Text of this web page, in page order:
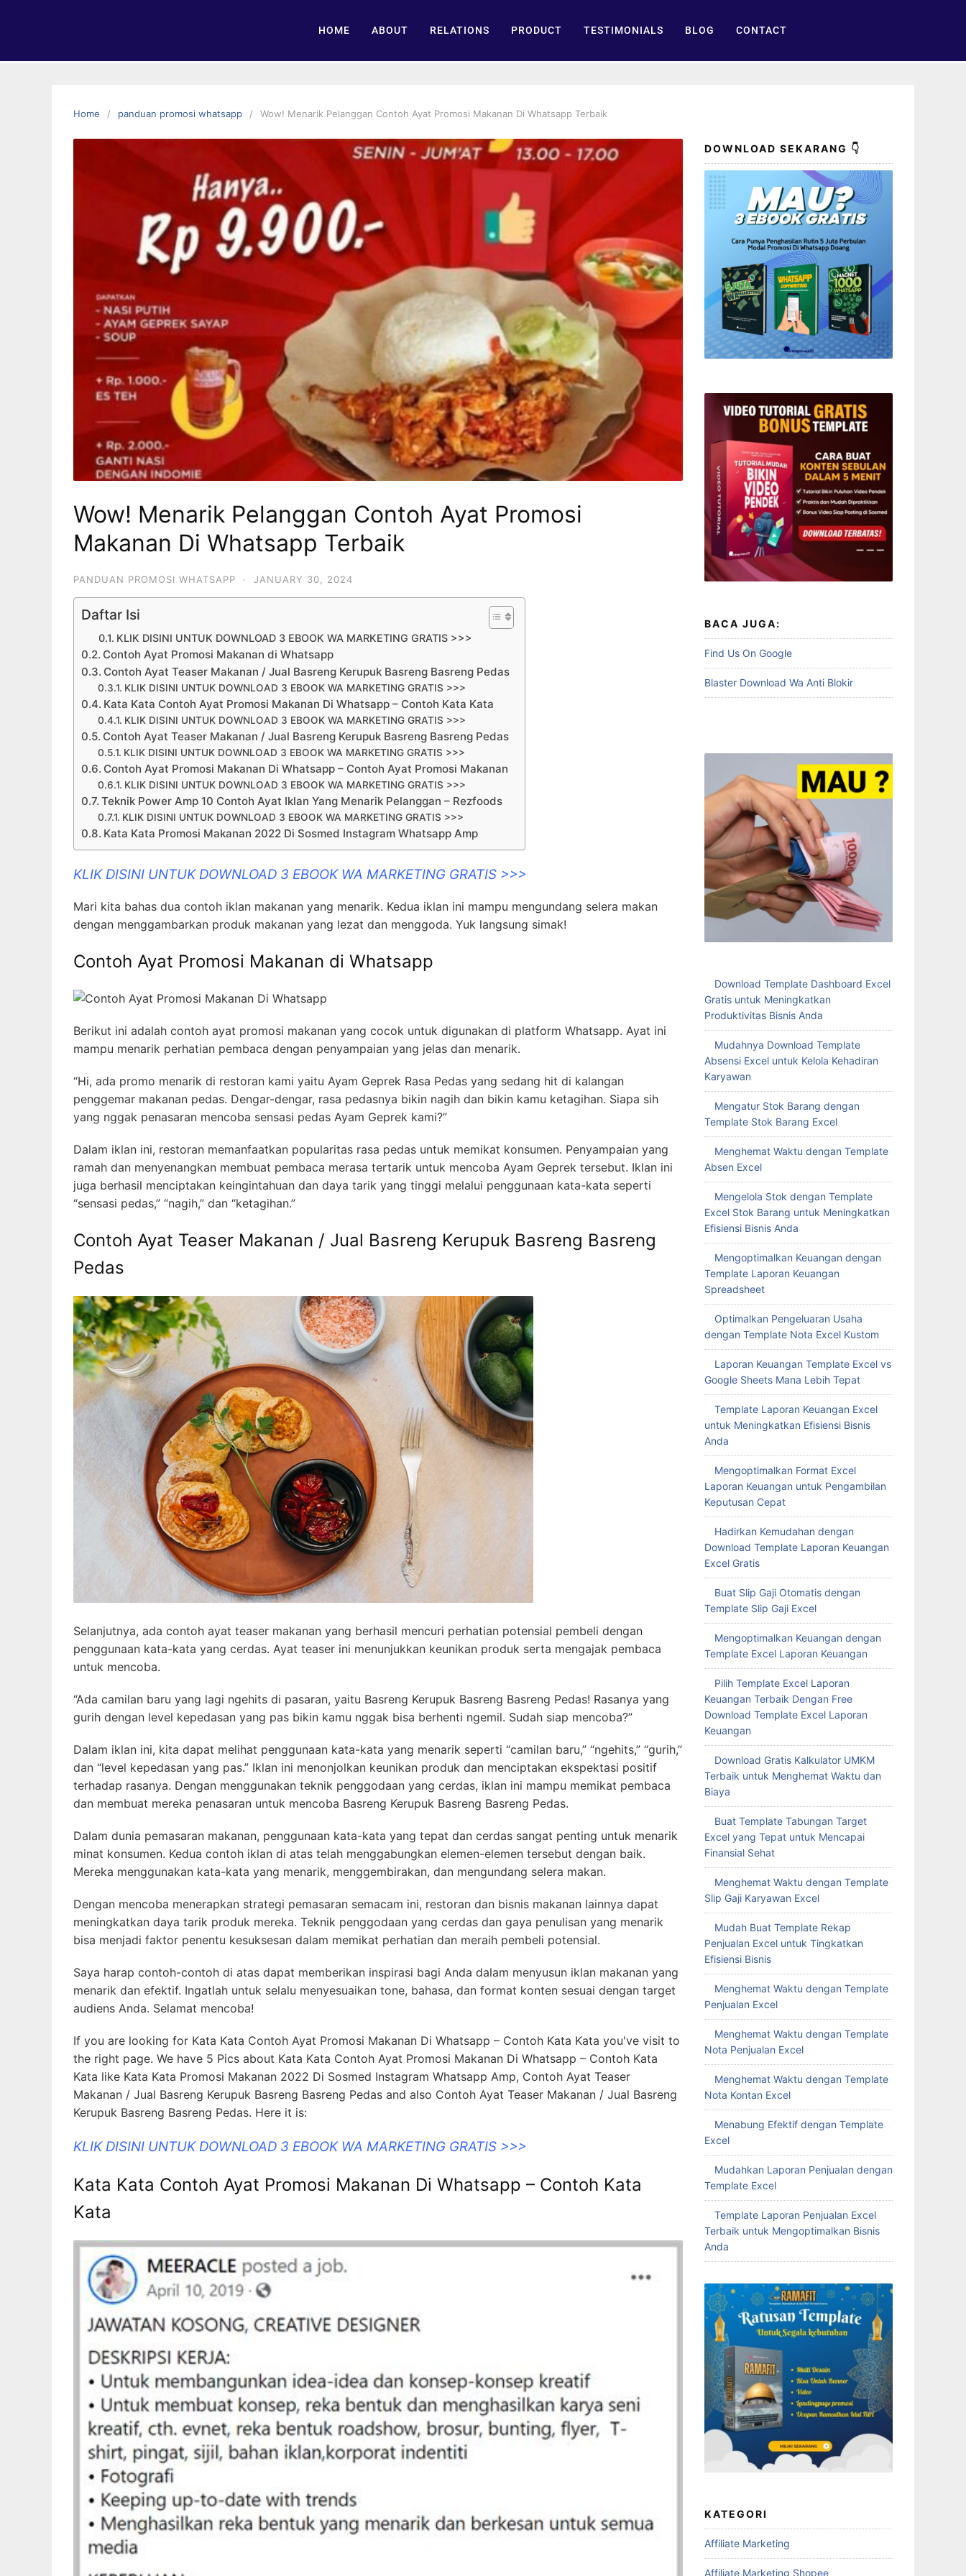
HOME ABOUT RELATIONS PRODUCT TESTIMONIALS BLOG CONTACT
Home panduan promosi whatsapp Wow! Menarik Pelanggan Contoh Ayat Promosi Makanan Di Whatsapp Terbaik
Wow! Menarik Pelanggan Contoh Ayat Promosi
Makanan Di Whatsapp Terbaik
PANDUAN PROMOSI WHATSAPP · JANUARY 30, 2024
Daftar Isi
KLIK DISINI UNTUK DOWNLOAD 3 EBOOK WA MARKETING GRATIS >>>
Contoh Ayat Promosi Makanan di Whatsapp
Contoh Ayat Teaser Makanan / Jual Basreng Kerupuk Basreng Basreng Pedas
KLIK DISINI UNTUK DOWNLOAD 3 EBOOK WA MARKETING GRATIS >>>
Kata Kata Contoh Ayat Promosi Makanan Di Whatsapp – Contoh Kata Kata
KLIK DISINI UNTUK DOWNLOAD 3 EBOOK WA MARKETING GRATIS >>>
Contoh Ayat Teaser Makanan / Jual Basreng Kerupuk Basreng Basreng Pedas
KLIK DISINI UNTUK DOWNLOAD 3 EBOOK WA MARKETING GRATIS >>>
Contoh Ayat Promosi Makanan Di Whatsapp – Contoh Ayat Promosi Makanan
KLIK DISINI UNTUK DOWNLOAD 3 EBOOK WA MARKETING GRATIS >>>
Teknik Power Amp 10 Contoh Ayat Iklan Yang Menarik Pelanggan – Rezfoods
KLIK DISINI UNTUK DOWNLOAD 3 EBOOK WA MARKETING GRATIS >>>
Kata Kata Promosi Makanan 2022 Di Sosmed Instagram Whatsapp Amp
KLIK DISINI UNTUK DOWNLOAD 3 EBOOK WA MARKETING GRATIS >>>
Mari kita bahas dua contoh iklan makanan yang menarik. Kedua iklan ini mampu mengundang selera makan
dengan menggambarkan produk makanan yang lezat dan menggoda. Yuk langsung simak!
Contoh Ayat Promosi Makanan di Whatsapp
Berikut ini adalah contoh ayat promosi makanan yang cocok untuk digunakan di platform Whatsapp. Ayat ini
mampu menarik perhatian pembaca dengan penyampaian yang jelas dan menarik.
“Hi, ada promo menarik di restoran kami yaitu Ayam Geprek Rasa Pedas yang sedang hit di kalangan
penggemar makanan pedas. Dengar-dengar, rasa pedasnya bikin nagih dan bikin kamu ketagihan. Siapa sih
yang nggak penasaran mencoba sensasi pedas Ayam Geprek kami?”
Dalam iklan ini, restoran memanfaatkan popularitas rasa pedas untuk memikat konsumen. Penyampaian yang
ramah dan menyenangkan membuat pembaca merasa tertarik untuk mencoba Ayam Geprek tersebut. Iklan ini
juga berhasil menciptakan keingintahuan dan daya tarik yang tinggi melalui penggunaan kata-kata seperti
“sensasi pedas,” “nagih,” dan “ketagihan.”
Contoh Ayat Teaser Makanan / Jual Basreng Kerupuk Basreng Basreng
Pedas
Selanjutnya, ada contoh ayat teaser makanan yang berhasil mencuri perhatian potensial pembeli dengan
penggunaan kata-kata yang cerdas. Ayat teaser ini menunjukkan keunikan produk serta mengajak pembaca
untuk mencoba.
“Ada camilan baru yang lagi ngehits di pasaran, yaitu Basreng Kerupuk Basreng Basreng Pedas! Rasanya yang
gurih dengan level kepedasan yang pas bikin kamu nggak bisa berhenti ngemil. Sudah siap mencoba?”
Dalam iklan ini, kita dapat melihat penggunaan kata-kata yang menarik seperti “camilan baru,” “ngehits,” “gurih,”
dan “level kepedasan yang pas.” Iklan ini menonjolkan keunikan produk dan menciptakan ekspektasi positif
terhadap rasanya. Dengan menggunakan teknik penggodaan yang cerdas, iklan ini mampu memikat pembaca
dan membuat mereka penasaran untuk mencoba Basreng Kerupuk Basreng Basreng Pedas.
Dalam dunia pemasaran makanan, penggunaan kata-kata yang tepat dan cerdas sangat penting untuk menarik
minat konsumen. Kedua contoh iklan di atas telah menggabungkan elemen-elemen tersebut dengan baik.
Mereka menggunakan kata-kata yang menarik, menggembirakan, dan mengundang selera makan.
Dengan mencoba menerapkan strategi pemasaran semacam ini, restoran dan bisnis makanan lainnya dapat
meningkatkan daya tarik produk mereka. Teknik penggodaan yang cerdas dan gaya penulisan yang menarik
bisa menjadi faktor penentu kesuksesan dalam memikat perhatian dan meraih pembeli potensial.
Saya harap contoh-contoh di atas dapat memberikan inspirasi bagi Anda dalam menyusun iklan makanan yang
menarik dan efektif. Ingatlah untuk selalu menyesuaikan tone, bahasa, dan format konten sesuai dengan target
audiens Anda. Selamat mencoba!
If you are looking for Kata Kata Contoh Ayat Promosi Makanan Di Whatsapp – Contoh Kata Kata you've visit to
the right page. We have 5 Pics about Kata Kata Contoh Ayat Promosi Makanan Di Whatsapp – Contoh Kata
Kata like Kata Kata Promosi Makanan 2022 Di Sosmed Instagram Whatsapp Amp, Contoh Ayat Teaser
Makanan / Jual Basreng Kerupuk Basreng Basreng Pedas and also Contoh Ayat Teaser Makanan / Jual Basreng
Kerupuk Basreng Basreng Pedas. Here it is:
KLIK DISINI UNTUK DOWNLOAD 3 EBOOK WA MARKETING GRATIS >>>
Kata Kata Contoh Ayat Promosi Makanan Di Whatsapp – Contoh Kata
Kata
DOWNLOAD SEKARANG 👇
BACA JUGA:
Find Us On Google
Blaster Download Wa Anti Blokir
Download Template Dashboard Excel
Gratis untuk Meningkatkan
Produktivitas Bisnis Anda
Mudahnya Download Template
Absensi Excel untuk Kelola Kehadiran
Karyawan
Mengatur Stok Barang dengan
Template Stok Barang Excel
Menghemat Waktu dengan Template
Absen Excel
Mengelola Stok dengan Template
Excel Stok Barang untuk Meningkatkan
Efisiensi Bisnis Anda
Mengoptimalkan Keuangan dengan
Template Laporan Keuangan
Spreadsheet
Optimalkan Pengeluaran Usaha
dengan Template Nota Excel Kustom
Laporan Keuangan Template Excel vs
Google Sheets Mana Lebih Tepat
Template Laporan Keuangan Excel
untuk Meningkatkan Efisiensi Bisnis
Anda
Mengoptimalkan Format Excel
Laporan Keuangan untuk Pengambilan
Keputusan Cepat
Hadirkan Kemudahan dengan
Download Template Laporan Keuangan
Excel Gratis
Buat Slip Gaji Otomatis dengan
Template Slip Gaji Excel
Mengoptimalkan Keuangan dengan
Template Excel Laporan Keuangan
Pilih Template Excel Laporan
Keuangan Terbaik Dengan Free
Download Template Excel Laporan
Keuangan
Download Gratis Kalkulator UMKM
Terbaik untuk Menghemat Waktu dan
Biaya
Buat Template Tabungan Target
Excel yang Tepat untuk Mencapai
Finansial Sehat
Menghemat Waktu dengan Template
Slip Gaji Karyawan Excel
Mudah Buat Template Rekap
Penjualan Excel untuk Tingkatkan
Efisiensi Bisnis
Menghemat Waktu dengan Template
Penjualan Excel
Menghemat Waktu dengan Template
Nota Penjualan Excel
Menghemat Waktu dengan Template
Nota Kontan Excel
Menabung Efektif dengan Template
Excel
Mudahkan Laporan Penjualan dengan
Template Excel
Template Laporan Penjualan Excel
Terbaik untuk Mengoptimalkan Bisnis
Anda
KATEGORI
Affiliate Marketing
Affiliate Marketing Shopee